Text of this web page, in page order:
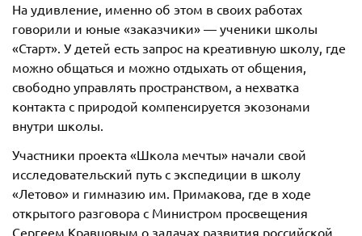
На удивление, именно об этом в своих работах
говорили и юные «заказчики» — ученики школы
«Старт». У детей есть запрос на креативную школу, где
можно общаться и можно отдыхать от общения,
свободно управлять пространством, а нехватка
контакта с природой компенсируется экозонами
внутри школы.
Участники проекта «Школа мечты» начали свой
исследовательский путь с экспедиции в школу
«Летово» и гимназию им. Примакова, где в ходе
открытого разговора с Министром просвещения
Сергеем Кравцовым о задачах развития российской